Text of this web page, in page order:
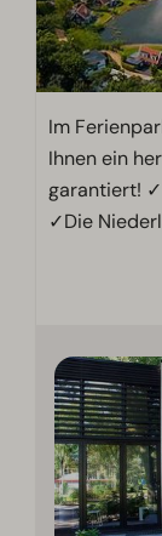
Im
Ihnen ein
garantiert!
✓Die